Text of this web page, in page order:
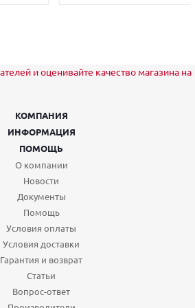
КОМПАНИЯ
ИНФОРМАЦИЯ
ПОМОЩЬ
О компании
Новости
Документы
Помощь
Условия оплаты
Условия доставки
Гарантия и возврат
Статьи
Вопрос-ответ